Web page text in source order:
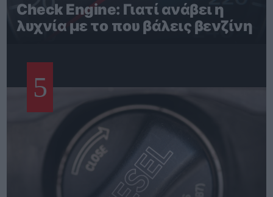
Check Engine: Γιατί ανάβει η
λυχνία με το που βάλεις βενζίνη
5